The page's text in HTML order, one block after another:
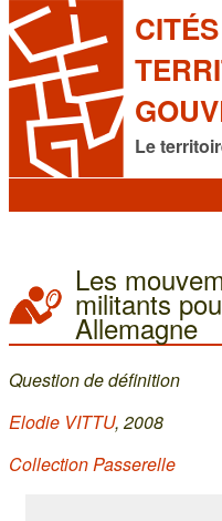
CITÉS
Le
Les
militants
Allemagne
Question de définition
Elodie VITTU, 2008
Collection Passerelle